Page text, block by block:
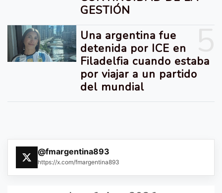
GESTIÓN
Una argentina fue
detenida por ICE en
Filadelfia cuando estaba
por viajar a un partido
del mundial
@fmargentina893
https://x.com/fmargentina893